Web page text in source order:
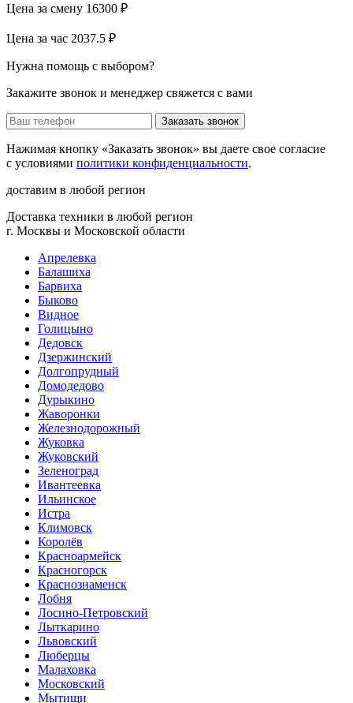
Цена за смену 16300 ₽
Цена за час 2037.5 ₽
Нужна помощь с выбором?
Закажите звонок и менеджер свяжется с вами
Заказать звонок
Нажимая кнопку «Заказать звонок» вы даете свое согласие
с условиями политики конфиденциальности.
доставим в любой регион
Доставка техники в любой регион
г. Москвы и Московской области
Апрелевка
Балашиха
Барвиха
Быково
Видное
Голицыно
Дедовск
Дзержинский
Долгопрудный
Домодедово
Дурыкино
Жаворонки
Железнодорожный
Жуковка
Жуковский
Зеленоград
Ивантеевка
Ильинское
Истра
Климовск
Королёв
Красноармейск
Красногорск
Краснознаменск
Лобня
Лосино-Петровский
Лыткарино
Львовский
Люберцы
Малаховка
Московский
Мытищи